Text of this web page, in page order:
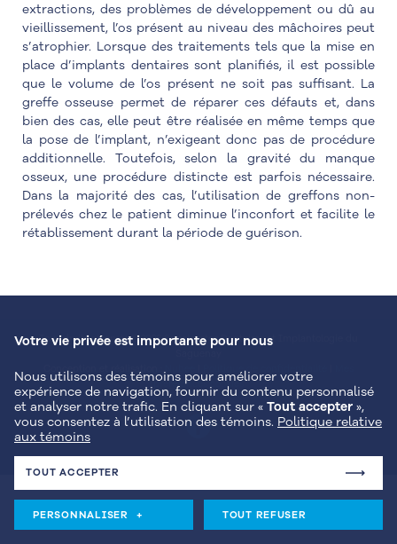
extractions, des problèmes de développement ou dû au
vieillissement, l’os présent au niveau des mâchoires peut
s’atrophier. Lorsque des traitements tels que la mise en
place d’implants dentaires sont planifiés, il est possible
que le volume de l’os présent ne soit pas suffisant. La
greffe osseuse permet de réparer ces défauts et, dans
bien des cas, elle peut être réalisée en même temps que
la pose de l’implant, n’exigeant donc pas de procédure
additionnelle. Toutefois, selon la gravité du manque
osseux, une procédure distincte est parfois nécessaire.
Dans la majorité des cas, l’utilisation de greffons non-
prélevés chez le patient diminue l’inconfort et facilite le
rétablissement durant la période de guérison.
Tous droits réservés©2026 Spécialistes Dentaires et Implantologie du
Conception et réalisation :Nubee Politique de confidentialité
préférences cookies
Votre vie privée est importante pour nous
Nous utilisons des témoins pour améliorer votre
expérience de navigation, fournir du contenu personnalisé
et analyser notre trafic. En cliquant sur « Tout accepter »,
vous consentez à l’utilisation des témoins. Politique relative
aux témoins
PERSONNALISER + TOUT REFUSER
TOUT ACCEPTER